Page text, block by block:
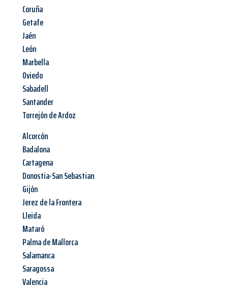
Coruña
Getafe
Jaén
León
Marbella
Oviedo
Sabadell
Santander
Torrejón de Ardoz
Alcorcón
Badalona
Cartagena
Donostia-San Sebastian
Gijón
Jerez de la Frontera
Lleida
Mataró
Palma de Mallorca
Salamanca
Saragossa
Valencia